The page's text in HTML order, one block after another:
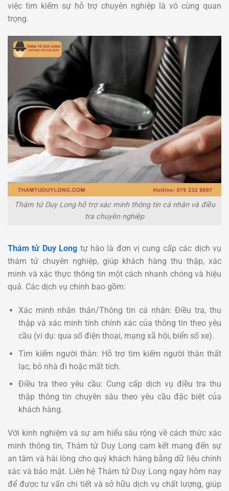
việc tìm kiếm sự hỗ trợ chuyên nghiệp là vô cùng quan
trọng.
Thám tử Duy Long hỗ trợ xác minh thông tin cá nhân và điều
tra chuyên nghiệp
Thám tử Duy Long tự hào là đơn vị cung cấp các dịch vụ
thám tử chuyên nghiệp, giúp khách hàng thu thập, xác
minh và xác thực thông tin một cách nhanh chóng và hiệu
quả. Các dịch vụ chính bao gồm:
Xác minh nhân thân/Thông tin cá nhân: Điều tra, thu
thập và xác minh tính chính xác của thông tin theo yêu
cầu (ví dụ: qua số điện thoại, mạng xã hội, biển số xe).
Tìm kiếm người thân: Hỗ trợ tìm kiếm người thân thất
lạc, bỏ nhà đi hoặc mất tích.
Điều tra theo yêu cầu: Cung cấp dịch vụ điều tra thu
thập thông tin chuyên sâu theo yêu cầu đặc biệt của
khách hàng.
Với kinh nghiệm và sự am hiểu sâu rộng về cách thức xác
minh thông tin, Thám tử Duy Long cam kết mang đến sự
an tâm và hài lòng cho quý khách hàng bằng dữ liệu chính
xác và bảo mật. Liên hệ Thám tử Duy Long ngay hôm nay
để được tư vấn chi tiết và sở hữu dịch vụ chất lượng, giúp